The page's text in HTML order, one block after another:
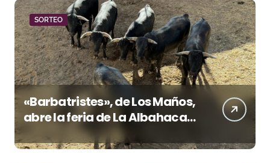
SORTEO
«Barbatristes», de Los Maños,
abre la feria de La Albahaca
de Huesca